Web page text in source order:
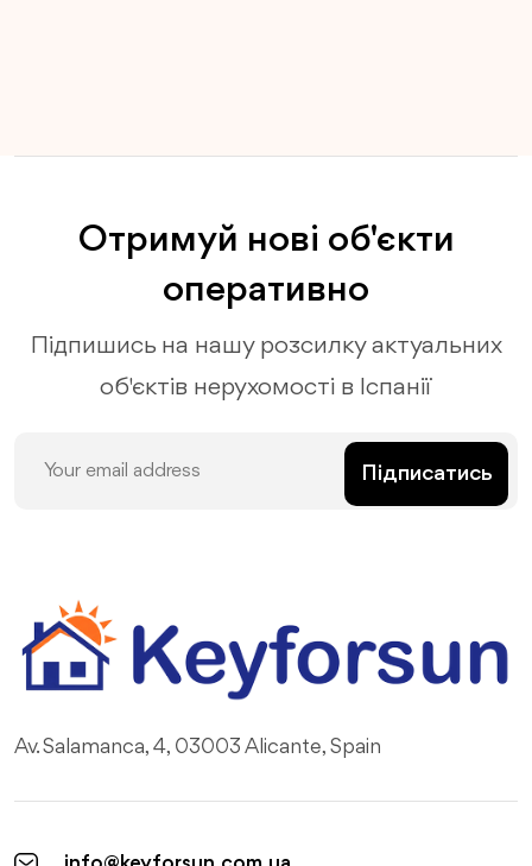
Отримуй нові об'єкти
оперативно
Підпишись на нашу розсилку актуальних
об'єктів нерухомості в Іспанії
Підписатись
Av. Salamanca, 4, 03003 Alicante, Spain